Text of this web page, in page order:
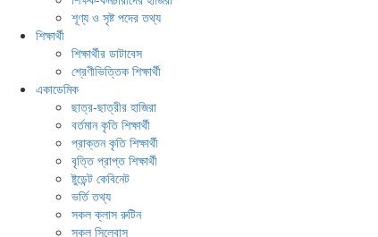
শূণ্য ও সৃষ্ট পদের তথ্য
শিক্ষার্থী
শিক্ষার্থীর ডাটাবেস
শ্রেণীভিত্তিক শিক্ষার্থী
একাডেমিক
ছাত্র-ছাত্রীর হাজিরা
বর্তমান কৃতি শিক্ষার্থী
প্রাক্তন কৃতি শিক্ষার্থী
বৃত্তি প্রাপ্ত শিক্ষার্থী
ষ্টুডেন্ট কেবিনেট
ভর্তি তথ্য
সকল ক্লাস রুটিন
সকল সিলেবাস